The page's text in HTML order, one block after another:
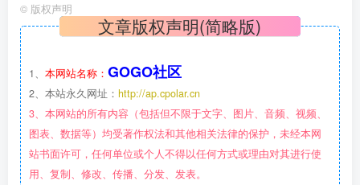
© 版权声明
文章版权声明(简略版)
1、 本网站名称： GOGO社区
2、本站永久网址： http://ap.cpolar.cn
3、本网站的所有内容（包括但不限于文字、图片、音频、视频、
图表、数据等）均受著作权法和其他相关法律的保护，未经本网
站书面许可，任何单位或个人不得以任何方式或理由对其进行使
用、复制、修改、传播、分发、发表。